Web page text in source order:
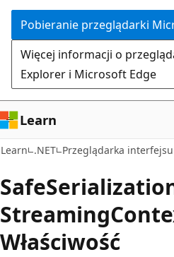
Pobieranie przeglądarki
Więcej informacji o
Explorer i Microsoft Edge
Learn
Learn .NET Przeglądarka
Safe
Streaming
Właściwość